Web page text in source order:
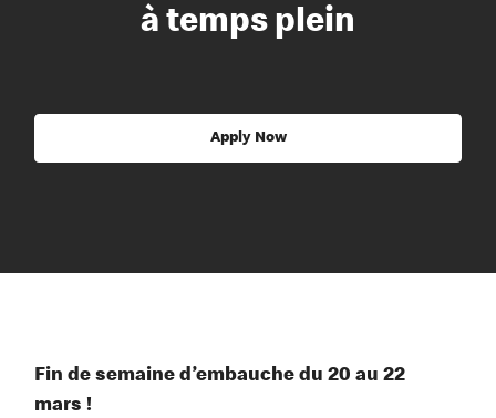
à temps plein
Apply Now
Fin de semaine d’embauche du 20 au 22
mars !